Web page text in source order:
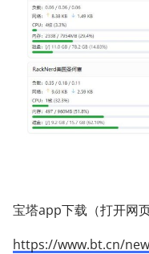
宝塔app下载（打开网
https://www.bt.cn/